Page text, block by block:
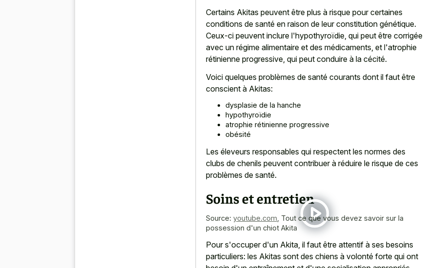
Certains Akitas peuvent être plus à risque pour certaines
conditions de santé en raison de leur constitution génétique.
Ceux-ci peuvent inclure l'hypothyroïdie, qui peut être corrigée
avec un régime alimentaire et des médicaments, et l'atrophie
rétinienne progressive, qui peut conduire à la cécité.
Voici quelques problèmes de santé courants dont il faut être
conscient à Akitas:
dysplasie de la hanche
hypothyroïdie
atrophie rétinienne progressive
obésité
Les éleveurs responsables qui respectent les normes des
clubs de chenils peuvent contribuer à réduire le risque de ces
problèmes de santé.
Soins et entretien
Source: youtube.com Tout ce que vous devez savoir sur la
possession d'un chiot Akita
Pour s'occuper d'un Akita, il faut être attentif à ses besoins
particuliers: les Akitas sont des chiens à volonté forte qui ont